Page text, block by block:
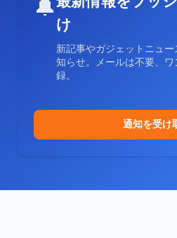
🔔
け
新記事やガジェットニュ
知らせ。メールは不要、
録。
通知を受け